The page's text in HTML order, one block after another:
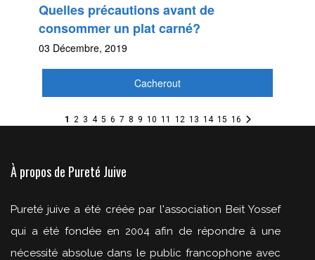
Quelles précautions avant de
consommer un plat carné?
03 Décembre, 2019
Cacherout
1 2 3 4 5 6 7 8 9 10 11 12 13 14 15 16
À propos de Pureté Juive
Pureté juive a été créée par l'association Beit Yossef
qui a été fondée en 2004 afin de répondre à une
nécessité absolue dans le public francophone avec